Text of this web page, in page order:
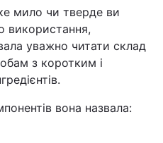
мило чи тверде ви
використання,
уважно читати склад
з коротким і
вона назвала: